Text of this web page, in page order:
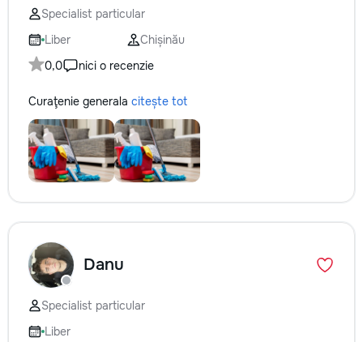
Specialist particular
Liber
Chișinău
0,0
nici o recenzie
Curaţenie generala citește tot
Danu
Specialist particular
Liber